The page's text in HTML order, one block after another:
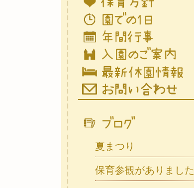
夏まつり
保育参観がありました